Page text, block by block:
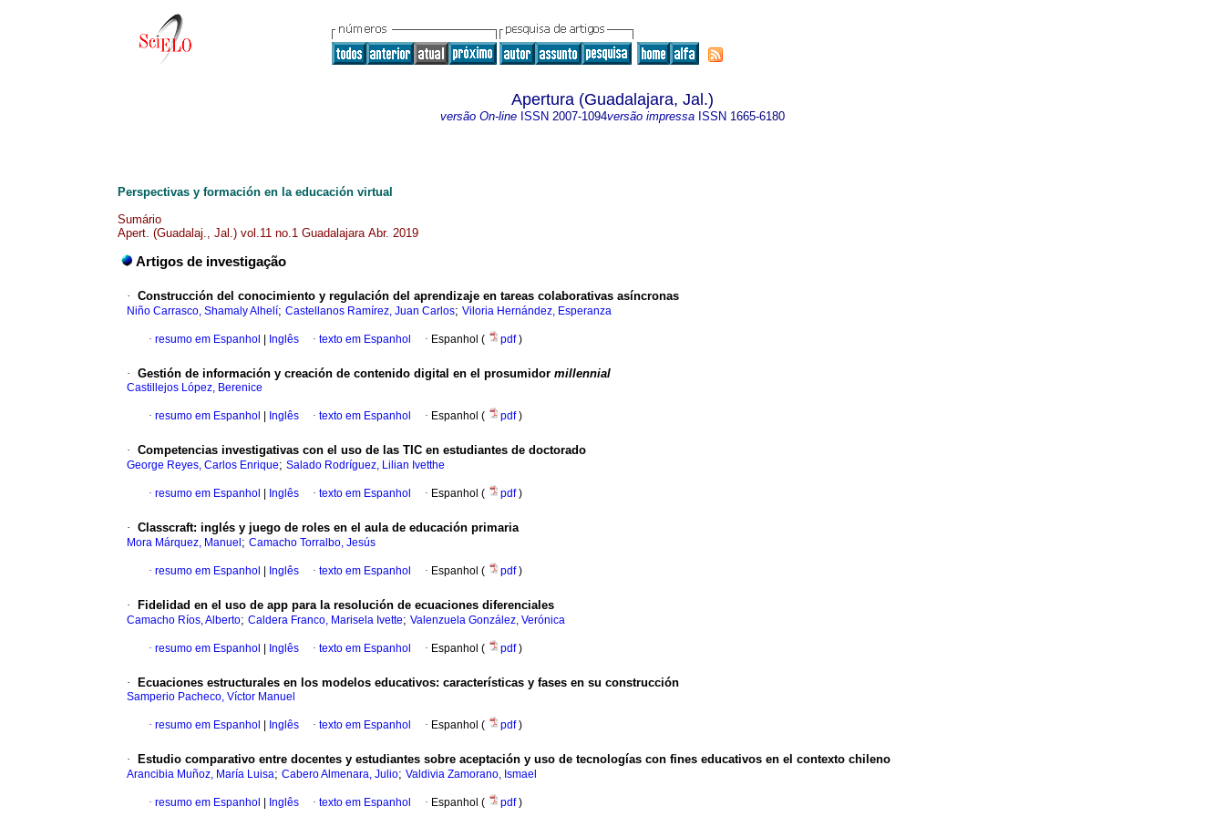
Apertura (Guadalajara, Jal.)
versão On-line ISSN 2007-1094versão impressa ISSN 1665-6180
Perspectivas y formación en la educación virtual
Sumário
Apert. (Guadalaj., Jal.) vol.11 no.1 Guadalajara Abr. 2019
Artigos de investigação
· Construcción del conocimiento y regulación del aprendizaje en tareas colaborativas asíncronas
Niño Carrasco, Shamaly Alhelí; Castellanos Ramírez, Juan Carlos; Viloria Hernández, Esperanza
· resumo em Espanhol Inglês · texto em Espanhol · Espanhol ( pdf)
· Gestión de información y creación de contenido digital en el prosumidor millennial
Castillejos López, Berenice
· resumo em Espanhol Inglês · texto em Espanhol · Espanhol ( pdf)
· Competencias investigativas con el uso de las TIC en estudiantes de doctorado
George Reyes, Carlos Enrique; Salado Rodríguez, Lilian Ivetthe
· resumo em Espanhol Inglês · texto em Espanhol · Espanhol ( pdf)
· Classcraft: inglés y juego de roles en el aula de educación primaria
Mora Márquez, Manuel ; Camacho Torralbo, Jesús
· resumo em Espanhol Inglês · texto em Espanhol · Espanhol ( pdf)
· Fidelidad en el uso de app para la resolución de ecuaciones diferenciales
Camacho Ríos, Alberto; Caldera Franco, Marisela Ivette; Valenzuela González, Verónica
· resumo em Espanhol Inglês · texto em Espanhol · Espanhol ( pdf)
· Ecuaciones estructurales en los modelos educativos: características y fases en su construcción
Samperio Pacheco, Víctor Manuel
· resumo em Espanhol Inglês · texto em Espanhol · Espanhol ( pdf)
· Estudio comparativo entre docentes y estudiantes sobre aceptación y uso de tecnologías con fines educativos en el contexto chileno
Arancibia Muñoz, María Luisa; Cabero Almenara, Julio; Valdivia Zamorano, Ismael
· resumo em Espanhol Inglês · texto em Espanhol · Espanhol ( pdf)